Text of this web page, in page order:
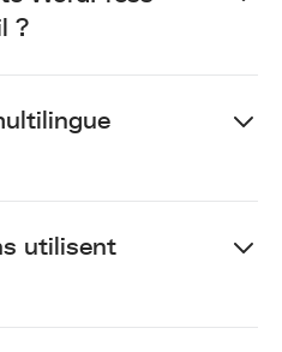
?
utilisent